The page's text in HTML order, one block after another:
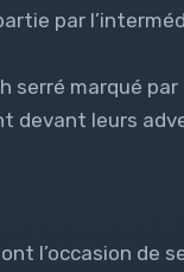
par
serré marqué
devant leurs
l’occasion de